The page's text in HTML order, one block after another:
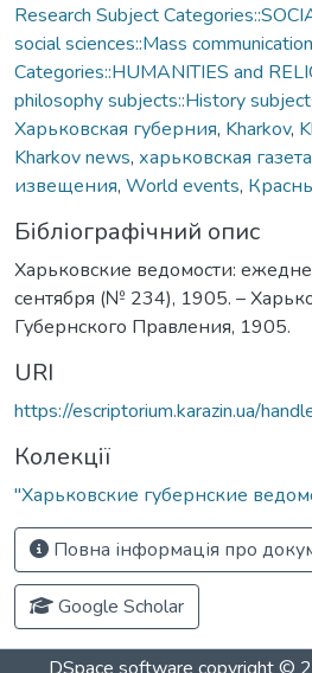
Research Subject
social sciences::Mass communication
Categories::HUMANITIES and
philosophy subjects::History
Харьковская губерния, Kharkov,
Kharkov news, харьковская газета
извещения, World events,
Бібліографічний опис
Харьковские ведомости:
сентября (№ 234), 1905. –
Губернского Правления, 1905.
URI
https://escriptorium.karazin.ua/
Колекції
"Харьковские губернские
Повна інформація про
Google Scholar